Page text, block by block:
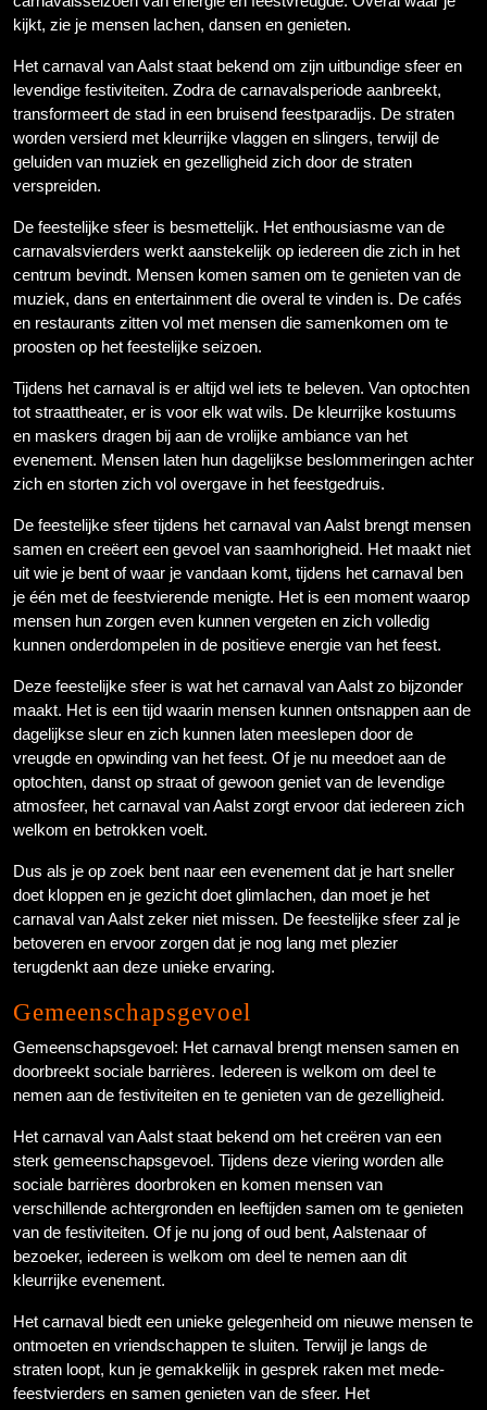
kijkt, zie je mensen lachen, dansen en genieten.
Het carnaval van Aalst staat bekend om zijn uitbundige sfeer en
levendige festiviteiten. Zodra de carnavalsperiode aanbreekt,
transformeert de stad in een bruisend feestparadijs. De straten
worden versierd met kleurrijke vlaggen en slingers, terwijl de
geluiden van muziek en gezelligheid zich door de straten
verspreiden.
De feestelijke sfeer is besmettelijk. Het enthousiasme van de
carnavalsvierders werkt aanstekelijk op iedereen die zich in het
centrum bevindt. Mensen komen samen om te genieten van de
muziek, dans en entertainment die overal te vinden is. De cafés
en restaurants zitten vol met mensen die samenkomen om te
proosten op het feestelijke seizoen.
Tijdens het carnaval is er altijd wel iets te beleven. Van optochten
tot straattheater, er is voor elk wat wils. De kleurrijke kostuums
en maskers dragen bij aan de vrolijke ambiance van het
evenement. Mensen laten hun dagelijkse beslommeringen achter
zich en storten zich vol overgave in het feestgedruis.
De feestelijke sfeer tijdens het carnaval van Aalst brengt mensen
samen en creëert een gevoel van saamhorigheid. Het maakt niet
uit wie je bent of waar je vandaan komt, tijdens het carnaval ben
je één met de feestvierende menigte. Het is een moment waarop
mensen hun zorgen even kunnen vergeten en zich volledig
kunnen onderdompelen in de positieve energie van het feest.
Deze feestelijke sfeer is wat het carnaval van Aalst zo bijzonder
maakt. Het is een tijd waarin mensen kunnen ontsnappen aan de
dagelijkse sleur en zich kunnen laten meeslepen door de
vreugde en opwinding van het feest. Of je nu meedoet aan de
optochten, danst op straat of gewoon geniet van de levendige
atmosfeer, het carnaval van Aalst zorgt ervoor dat iedereen zich
welkom en betrokken voelt.
Dus als je op zoek bent naar een evenement dat je hart sneller
doet kloppen en je gezicht doet glimlachen, dan moet je het
carnaval van Aalst zeker niet missen. De feestelijke sfeer zal je
betoveren en ervoor zorgen dat je nog lang met plezier
terugdenkt aan deze unieke ervaring.
Gemeenschapsgevoel
Gemeenschapsgevoel: Het carnaval brengt mensen samen en
doorbreekt sociale barrières. Iedereen is welkom om deel te
nemen aan de festiviteiten en te genieten van de gezelligheid.
Het carnaval van Aalst staat bekend om het creëren van een
sterk gemeenschapsgevoel. Tijdens deze viering worden alle
sociale barrières doorbroken en komen mensen van
verschillende achtergronden en leeftijden samen om te genieten
van de festiviteiten. Of je nu jong of oud bent, Aalstenaar of
bezoeker, iedereen is welkom om deel te nemen aan dit
kleurrijke evenement.
Het carnaval biedt een unieke gelegenheid om nieuwe mensen te
ontmoeten en vriendschappen te sluiten. Terwijl je langs de
straten loopt, kun je gemakkelijk in gesprek raken met mede-
feestvierders en samen genieten van de sfeer. Het